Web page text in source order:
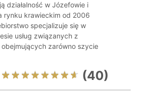
działalność w Józefowie i
rynku krawieckim od 2006
specjalizuje się w
usług związanych z
zarówno szycie
(40)